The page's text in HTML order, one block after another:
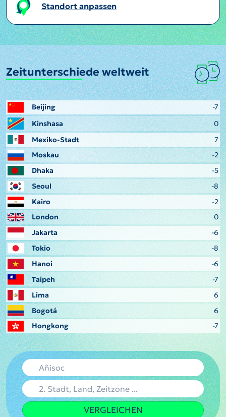
Standort anpassen
Zeitunterschiede weltweit
Beijing
-7
Kinshasa
0
Mexiko-Stadt
7
Moskau
-2
Dhaka
-5
Seoul
-8
Kairo
-2
London
0
Jakarta
-6
Tokio
-8
Hanoi
-6
Taipeh
-7
Lima
6
Bogotá
6
Hongkong
-7
VERGLEICHEN